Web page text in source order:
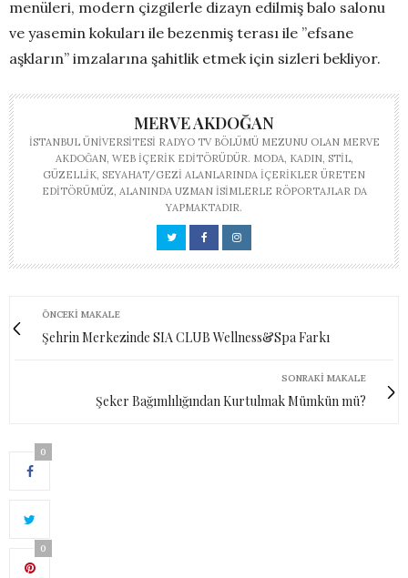
menüleri, modern çizgilerle dizayn edilmiş balo salonu
ve yasemin kokuları ile bezenmiş terası ile ”efsane
aşkların” imzalarına şahitlik etmek için sizleri bekliyor.
MERVE AKDOĞAN
İSTANBUL ÜNIVERSITESI RADYO TV BÖLÜMÜ MEZUNU OLAN MERVE
AKDOĞAN, WEB IÇERIK EDITÖRÜDÜR. MODA, KADIN, STIL,
GÜZELLIK, SEYAHAT/GEZI ALANLARINDA IÇERIKLER ÜRETEN
EDITÖRÜMÜZ, ALANINDA UZMAN ISIMLERLE RÖPORTAJLAR DA
YAPMAKTADIR.
ÖNCEKI MAKALE
Şehrin Merkezinde SIA CLUB Wellness&Spa Farkı
SONRAKI MAKALE
Şeker Bağımlılığından Kurtulmak Mümkün mü?
0
0